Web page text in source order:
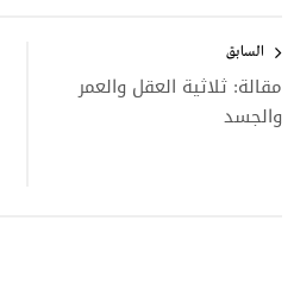
المقالات
السابق
مقالة: ثلاثية العقل والعمر
والجسد